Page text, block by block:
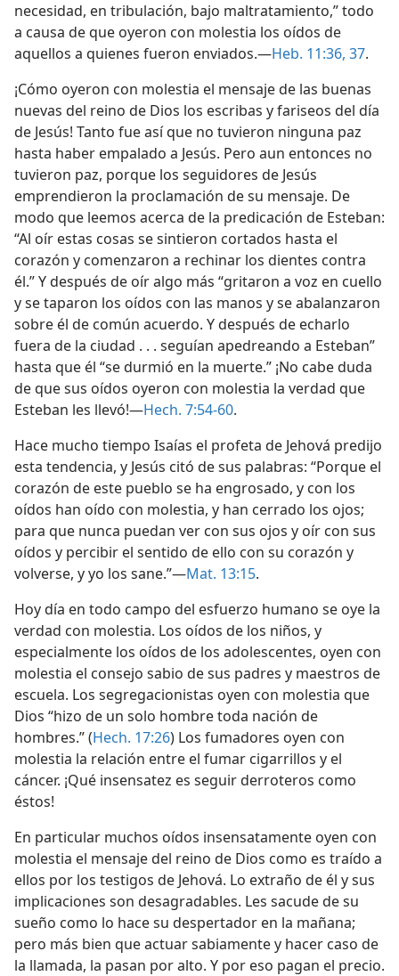
necesidad, en tribulación, bajo maltratamiento,” todo
a causa de que oyeron con molestia los oídos de
aquellos a quienes fueron enviados.—Heb. 11:36, 37.
¡Cómo oyeron con molestia el mensaje de las buenas
nuevas del reino de Dios los escribas y fariseos del día
de Jesús! Tanto fue así que no tuvieron ninguna paz
hasta haber empalado a Jesús. Pero aun entonces no
tuvieron paz, porque los seguidores de Jesús
emprendieron la proclamación de su mensaje. De
modo que leemos acerca de la predicación de Esteban:
“Al oír estas cosas se sintieron cortados hasta el
corazón y comenzaron a rechinar los dientes contra
él.” Y después de oír algo más “gritaron a voz en cuello
y se taparon los oídos con las manos y se abalanzaron
sobre él de común acuerdo. Y después de echarlo
fuera de la ciudad . . . seguían apedreando a Esteban”
hasta que él “se durmió en la muerte.” ¡No cabe duda
de que sus oídos oyeron con molestia la verdad que
Esteban les llevó!—Hech. 7:54-60.
Hace mucho tiempo Isaías el profeta de Jehová predijo
esta tendencia, y Jesús citó de sus palabras: “Porque el
corazón de este pueblo se ha engrosado, y con los
oídos han oído con molestia, y han cerrado los ojos;
para que nunca puedan ver con sus ojos y oír con sus
oídos y percibir el sentido de ello con su corazón y
volverse, y yo los sane.”—Mat. 13:15.
Hoy día en todo campo del esfuerzo humano se oye la
verdad con molestia. Los oídos de los niños, y
especialmente los oídos de los adolescentes, oyen con
molestia el consejo sabio de sus padres y maestros de
escuela. Los segregacionistas oyen con molestia que
Dios “hizo de un solo hombre toda nación de
hombres.” (Hech. 17:26) Los fumadores oyen con
molestia la relación entre el fumar cigarrillos y el
cáncer. ¡Qué insensatez es seguir derroteros como
éstos!
En particular muchos oídos insensatamente oyen con
molestia el mensaje del reino de Dios como es traído a
ellos por los testigos de Jehová. Lo extraño de él y sus
implicaciones son desagradables. Les sacude de su
sueño como lo hace su despertador en la mañana;
pero más bien que actuar sabiamente y hacer caso de
la llamada, la pasan por alto. Y por eso pagan el precio.